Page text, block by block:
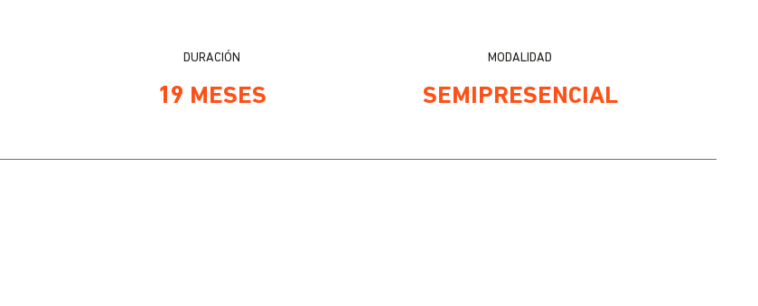
DURACIÓN
19 MESES
MODALIDAD
SEMIPRESENCIAL